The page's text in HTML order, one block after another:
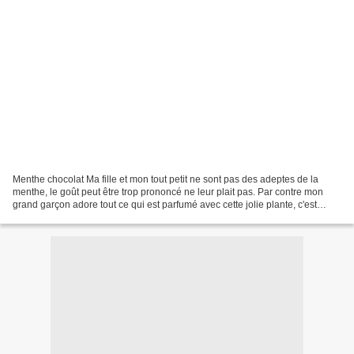
Menthe chocolat Ma fille et mon tout petit ne sont pas des adeptes de la
menthe, le goût peut être trop prononcé ne leur plait pas. Par contre mon
grand garçon adore tout ce qui est parfumé avec cette jolie plante, c'est